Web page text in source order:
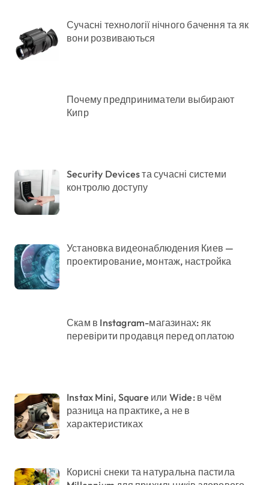
Сучасні технології нічного бачення та як
вони розвиваються
Почему предприниматели выбирают
Кипр
Security Devices та сучасні системи
контролю доступу
Установка видеонаблюдения Киев —
проектирование, монтаж, настройка
Скам в Instagram-магазинах: як
перевірити продавця перед оплатою
Instax Mini, Square или Wide: в чём
разница на практике, а не в
характеристиках
Корисні снеки та натуральна пастила